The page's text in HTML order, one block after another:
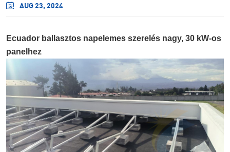
AUG 23, 2024
Ecuador ballasztos napelemes szerelés nagy, 30 kW-os
panelhez